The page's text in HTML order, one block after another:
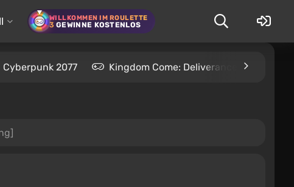
WILLKOMMEN IM ROULETTE
3 GEWINNE KOSTENLOS
Cyberpunk 2077 Kingdom Come: Deliverance 2